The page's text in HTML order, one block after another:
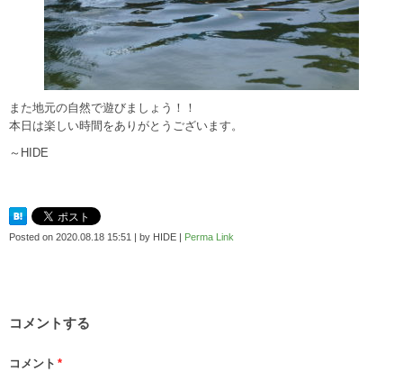
また地元の自然で遊びましょう！！
本日は楽しい時間をありがとうございます。
～HIDE
Posted on 2020.08.18 15:51 by HIDE Perma Link
コメントする
コメント *